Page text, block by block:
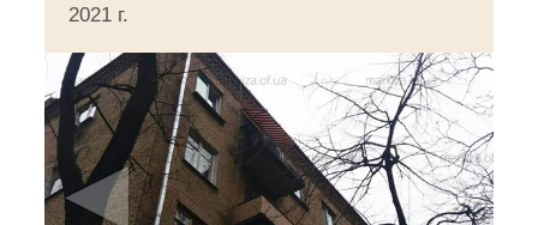
2021 г.
◄ ►